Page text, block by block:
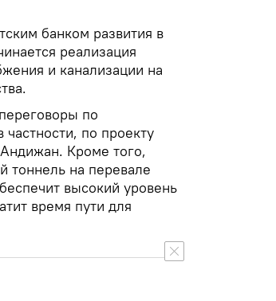
банком развития в
реализация
и канализации на
по
по проекту
Андижан. Кроме того,
тоннель на перевале
высокий уровень
время пути для